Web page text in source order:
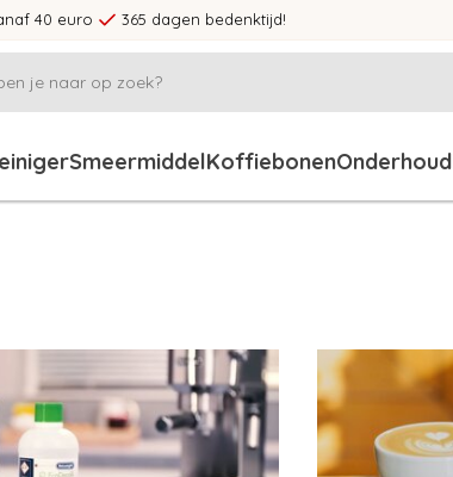
40 euro 365 dagen bedenktijd!
SmeermiddelKoffiebonenOnderhoud